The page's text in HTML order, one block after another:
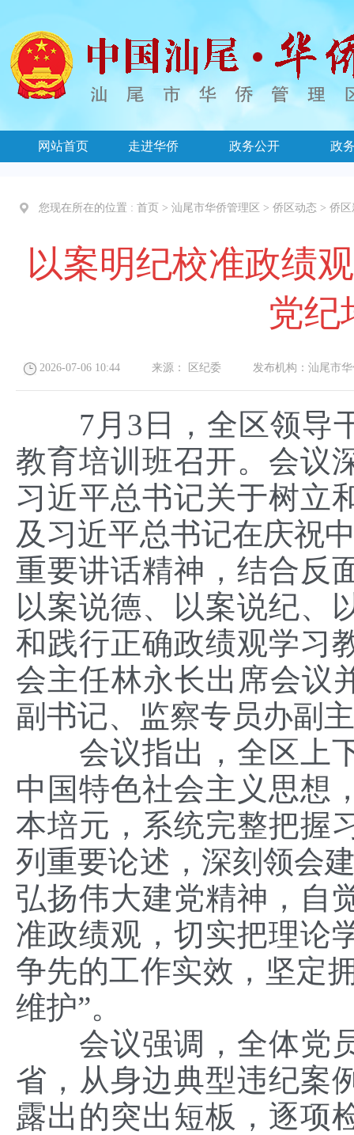
网站首页 走进华侨 政务公开 政
您现在所在的位置 : 首页 > 汕尾市华侨管理区 > 侨区动态 > 侨区
以案明纪校准政绩
党纪
2026-07-06 10:44 来源： 区纪委 发布机构： 汕尾市
7月3日，全区领导
教育培训班召开。会议
习近平总书记关于树立
及习近平总书记在庆祝
重要讲话精神，结合反
以案说德、以案说纪、
和践行正确政绩观学习
会主任林永长出席会议
副书记、监察专员办副
会议指出，全区上
中国特色社会主义思想
本培元，系统完整把握
列重要论述，深刻领会
弘扬伟大建党精神，自
准政绩观，切实把理论
争先的工作实效，坚定
维护”。
会议强调，全体党
省，从身边典型违纪案
露出的突出短板，逐项